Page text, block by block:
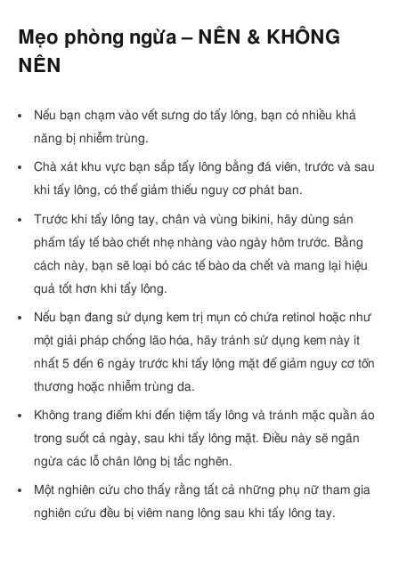
Mẹo phòng ngừa – NÊN & KHÔNG
NÊN
Nếu bạn chạm vào vết sưng do tẩy lông, bạn có nhiều khả
năng bị nhiễm trùng.
Chà xát khu vực bạn sắp tẩy lông bằng đá viên, trước và sau
khi tẩy lông, có thể giảm thiểu nguy cơ phát ban.
Trước khi tẩy lông tay, chân và vùng bikini, hãy dùng sản
phẩm tẩy tế bào chết nhẹ nhàng vào ngày hôm trước. Bằng
cách này, bạn sẽ loại bỏ các tế bào da chết và mang lại hiệu
quả tốt hơn khi tẩy lông.
Nếu bạn đang sử dụng kem trị mụn có chứa retinol hoặc như
một giải pháp chống lão hóa, hãy tránh sử dụng kem này ít
nhất 5 đến 6 ngày trước khi tẩy lông mặt để giảm nguy cơ tổn
thương hoặc nhiễm trùng da.
Không trang điểm khi đến tiệm tẩy lông và tránh mặc quần áo
trong suốt cả ngày, sau khi tẩy lông mặt. Điều này sẽ ngăn
ngừa các lỗ chân lông bị tắc nghẽn.
Một nghiên cứu cho thấy rằng tất cả những phụ nữ tham gia
nghiên cứu đều bị viêm nang lông sau khi tẩy lông tay.